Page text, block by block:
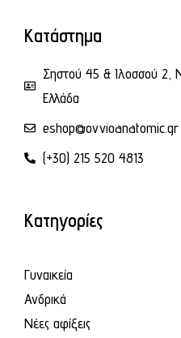
Κατάστημα
Σηστού 45 & Ιλοσσού 2,
Ελλάδα
eshop@ovvioanatomic.gr
(+30) 215 520 4813
Κατηγορίες
Γυναικεία
Ανδρικά
Νέες αφίξεις